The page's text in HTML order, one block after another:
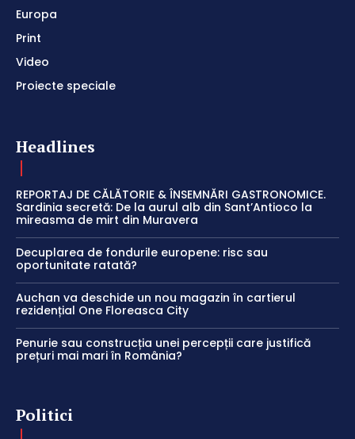
Europa
Print
Video
Proiecte speciale
Headlines
REPORTAJ DE CĂLĂTORIE & ÎNSEMNĂRI GASTRONOMICE.
Sardinia secretă: De la aurul alb din Sant’Antioco la
mireasma de mirt din Muravera
Decuplarea de fondurile europene: risc sau
oportunitate ratată?
Auchan va deschide un nou magazin în cartierul
rezidențial One Floreasca City
Penurie sau construcția unei percepții care justifică
prețuri mai mari în România?
Politici